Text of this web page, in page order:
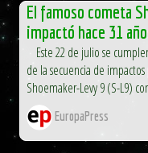
El famoso cometa
impactó hace 31
Este 22 de julio se
de la secuencia de
Shoemaker-Levy 9 (S-L9)
EuropaPress